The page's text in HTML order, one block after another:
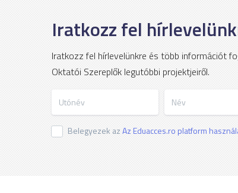
Iratkozz fel
Iratkozz fel hírlevelünkre és több információt
Oktatói Szereplők legutóbbi projektjeiről.
Belegyezek azAz Eduacces.ro platform